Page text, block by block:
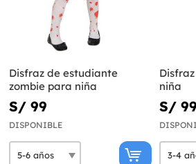
Disfraz de estudiante
zombie para niña
S/ 99
DISPONIBLE
niña
S/ 99